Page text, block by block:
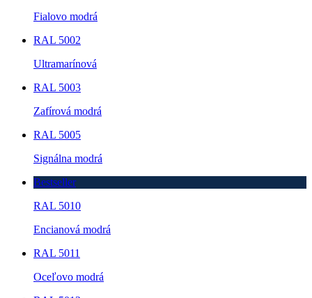
Fialovo modrá
RAL 5002
Ultramarínová
RAL 5003
Zafírová modrá
RAL 5005
Signálna modrá
Bestseller
RAL 5010
Encianová modrá
RAL 5011
Oceľovo modrá